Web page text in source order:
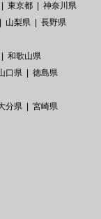
東京都
神奈川県
山梨県
長野県
和歌山県
口県
徳島県
分県
宮崎県